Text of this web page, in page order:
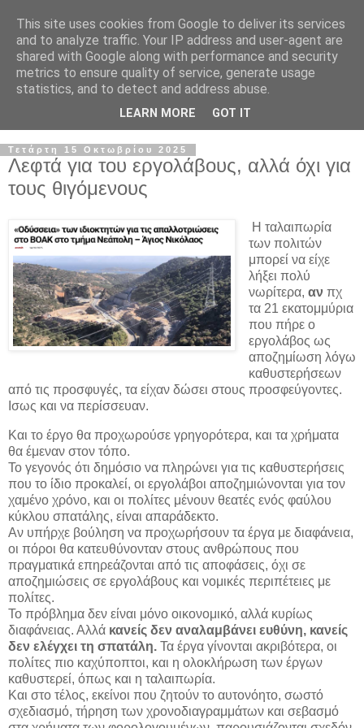
Τετάρτη 15 Οκτωβρίου 2025
Λεφτά για του εργολάβους, αλλά όχι για
τους θιγόμενους
Η ταλαιπωρία
των πολιτών
μπορεί να είχε
λήξει πολύ
νωρίτερα, αν πχ
τα 21 εκατομμύρια
που πήρε ο
εργολάβος ως
αποζημίωση λόγω
καθυστερήσεων
από τις προσφυγές, τα είχαν δώσει στους προσφεύγοντες.
Ισως και να περίσσευαν.
Και το έργο θα προχωρούσε γρηγορότερα, και τα χρήματα
θα έμεναν στον τόπο.
Το γεγονός ότι δημόσιο να πληρώνει για τις καθυστερήσεις
που το ίδιο προκαλεί, οι εργολάβοι αποζημιώνονται για τον
χαμένο χρόνο, και οι πολίτες μένουν θεατές ενός φαύλου
κύκλου σπατάλης, είναι απαράδεκτο.
Αν υπήρχε βούληση να προχωρήσουν τα έργα με διαφάνεια,
οι πόροι θα κατευθύνονταν στους ανθρώπους που
πραγματικά επηρεάζονται από τις αποφάσεις, όχι σε
αποζημιώσεις σε εργολάβους και νομικές περιπέτειες με
πολίτες.
Το πρόβλημα δεν είναι μόνο οικονομικό, αλλά κυρίως
διαφάνειας. Αλλά κανείς δεν αναλαμβάνει ευθύνη, κανείς
δεν ελέγχει τη σπατάλη. Τα έργα γίνονται ακριβότερα, οι
πολίτες πιο καχύποπτοι, και η ολοκλήρωση των έργων
καθυστερεί, όπως και η ταλαιπωρία.
Και στο τέλος, εκείνοι που ζητούν το αυτονόητο, σωστό
σχεδιασμό, τήρηση των χρονοδιαγραμμάτων και σεβασμό
This site uses cookies from Google to deliver its services
and to analyze traffic. Your IP address and user-agent are
shared with Google along with performance and security
metrics to ensure quality of service, generate usage
statistics, and to detect and address abuse.
LEARN MORE GOT IT